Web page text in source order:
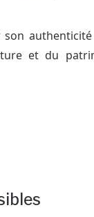
authenticité
et du